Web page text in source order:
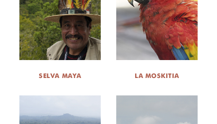
SELVA MAYA LA MOSKITIA